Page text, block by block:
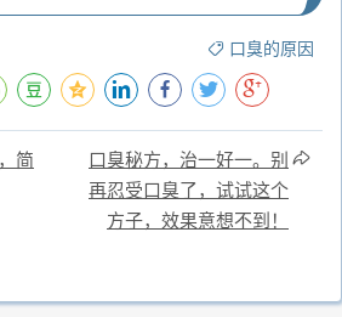
口臭的原因
简
口臭秘方，治一好一。别
再忍受口臭了，试试这个
方子，效果意想不到！